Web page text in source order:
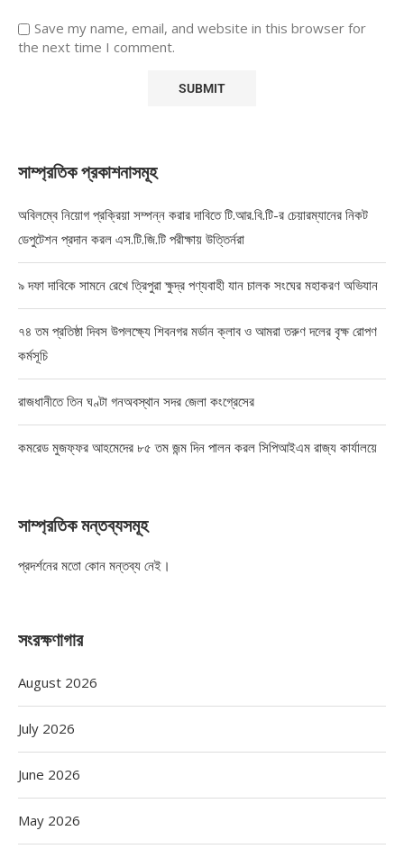
Save my name, email, and website in this browser for
the next time I comment.
সাম্প্রতিক প্রকাশনাসমূহ
অবিলম্বে নিয়োগ প্রক্রিয়া সম্পন্ন করার দাবিতে টি.আর.বি.টি-র চেয়ারম্যানের নিকট
ডেপুটেশন প্রদান করল এস.টি.জি.টি পরীক্ষায় উত্তির্নরা
৯ দফা দাবিকে সামনে রেখে ত্রিপুরা ক্ষুদ্র পণ্যবাহী যান চালক সংঘের মহাকরণ অভিযান
৭৪ তম প্রতিষ্ঠা দিবস উপলক্ষ্যে শিবনগর মর্ডান ক্লাব ও আমরা তরুণ দলের বৃক্ষ রোপণ
কর্মসূচি
রাজধানীতে তিন ঘণ্টা গনঅবস্থান সদর জেলা কংগ্রেসের
কমরেড মুজফ্ফর আহমেদের ৮৫ তম জন্ম দিন পালন করল সিপিআইএম রাজ্য কার্যালয়ে
সাম্প্রতিক মন্তব্যসমূহ
প্রদর্শনের মতো কোন মন্তব্য নেই।
সংরক্ষণাগার
August 2026
July 2026
June 2026
May 2026